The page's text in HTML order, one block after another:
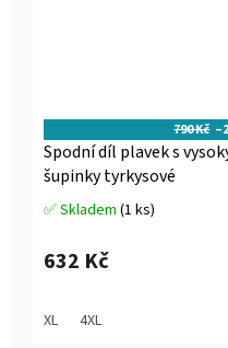
790 Kč
Spodní díl plavek s
šupinky tyrkysové
Průměrné
produktu
je
z
✅ Skladem (1 ks)
632 Kč
XL 4XL